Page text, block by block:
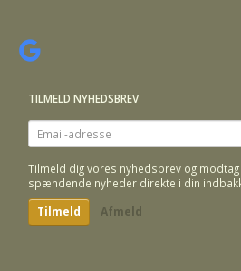
TILMELD NYHEDSBREV
Email-
adresse
Tilmeld dig vores nyhedsbrev og
spændende nyheder direkte i din
Tilmeld Afmeld